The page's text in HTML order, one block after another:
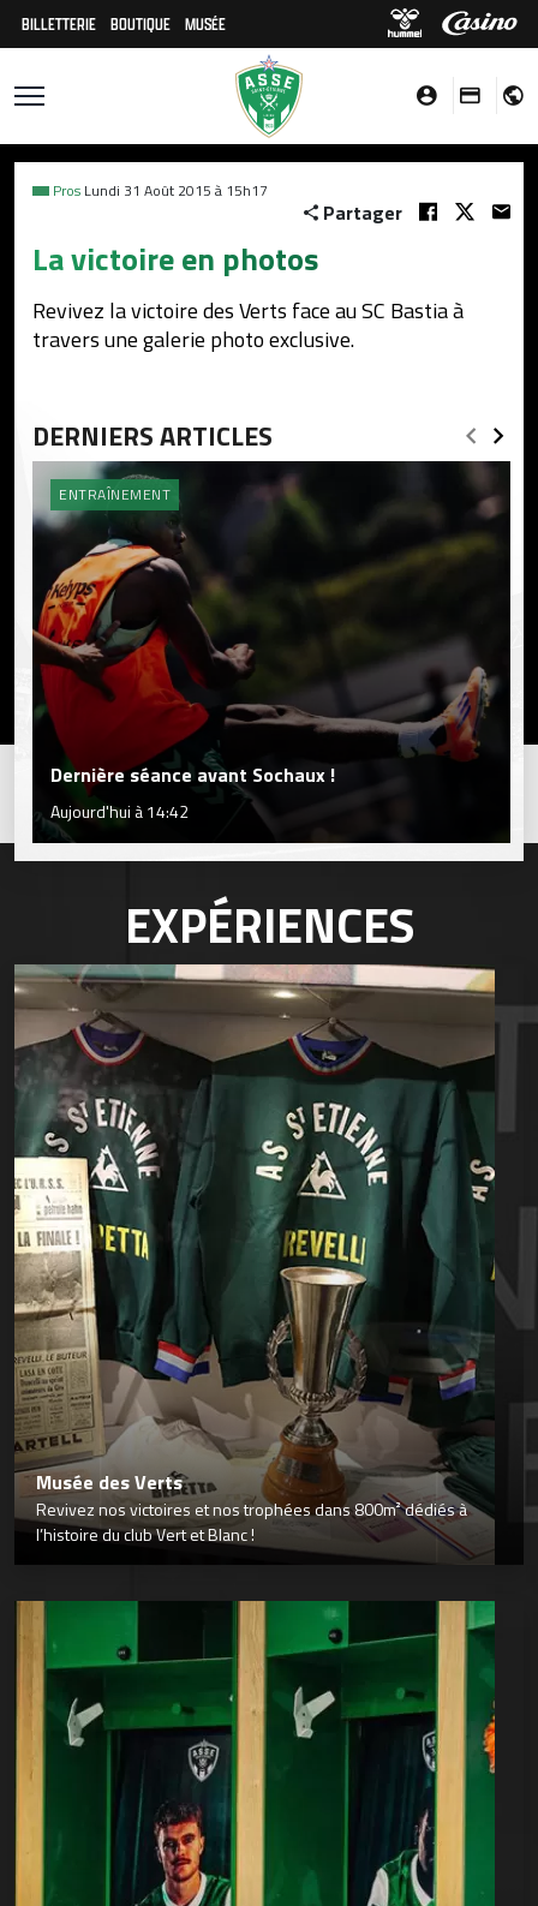
BILLETTERIE BOUTIQUE MUSÉE
Pros Lundi 31 Août 2015 à 15h17
Partager
La victoire en photos
Revivez la victoire des Verts face au SC Bastia à
travers une galerie photo exclusive.
DERNIERS ARTICLES
ENTRAÎNEMENT
Dernière séance avant Sochaux !
Aujourd'hui à 14:42
EXPÉRIENCES
Musée des Verts
Revivez nos victoires et nos trophées dans 800m² dédiés à
l’histoire du club Vert et Blanc !